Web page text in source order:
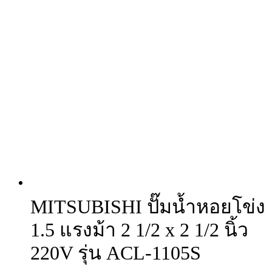
MITSUBISHI ปั๊มน้ำหอยโข่ง
1.5 แรงม้า 2 1/2 x 2 1/2 นิ้ว
220V รุ่น ACL-1105S